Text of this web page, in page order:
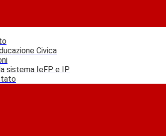
Civica
sistema IeFP e IP